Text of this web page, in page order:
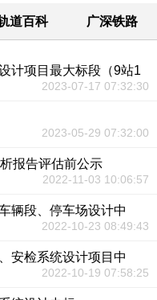
道百科 广深铁路
计项目最大标段（9站1
2023-07-17 07:32:30
2023-05-29 07:32:00
报告评估前公示
2022-11-03 10:06:57
辆段、停车场设计中
2022-10-23 08:49:43
安检系统设计项目中
2022-10-19 07:58:25